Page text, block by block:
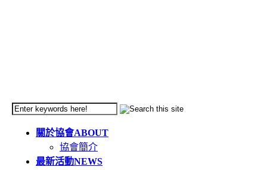
關於協會ABOUT
協會簡介
最新活動NEWS